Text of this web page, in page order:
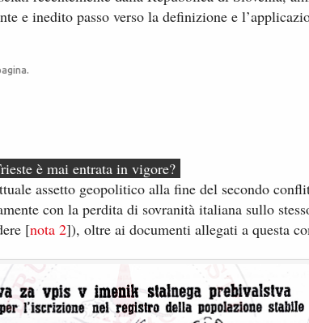
e inedito passo verso la definizione e
è mai entrata in vigore?
assetto geopolitico alla fine del secondo
con la perdita di sovranità italiana sullo
[​nota ​2​]), oltre a​i documenti allegati a questa